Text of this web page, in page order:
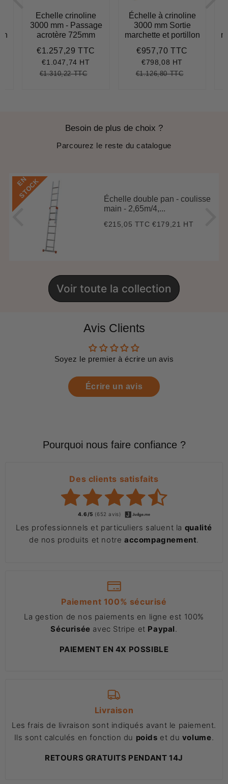
Echelle crinoline
3000 mm - Passage
acrotère 725mm
Prix
réduit
€1.257,29 TTC
€1.047,74 HT
Prix
€1.310,22 TTC€1.310,22
Échelle à crinoline
3000 mm Sortie
marchette et portillon
Prix
réduit
€957,70 TTC
€798,08 HT
Prix
€1.126,80 TTC€1.126,80
Besoin de plus de choix ?
Parcourez le reste du catalogue
E
N
S
T
O
C
K
Échelle double pan - coulisse
main - 2,65m/4,...
Prix
€215,05 TTC€215,05
€179,21 HT
Voir toute la collection
Avis Clients
Soyez le premier à écrire un avis
Écrire un avis
Pourquoi nous faire confiance ?
Des clients satisfaits
4.6/5 (652 avis)
Les professionnels et particuliers saluent la qualité
de nos produits et notre accompagnement.
Paiement 100% sécurisé
La gestion de nos paiements en ligne est 100%
Sécurisée avec Stripe et Paypal.
PAIEMENT EN 4X POSSIBLE
Livraison
Les frais de livraison sont indiqués avant le paiement.
Ils sont calculés en fonction du poids et du volume.
RETOURS GRATUITS PENDANT 14J